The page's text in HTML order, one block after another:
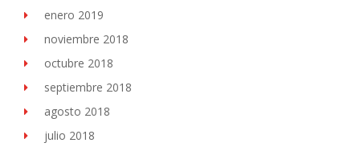
enero 2019
noviembre 2018
octubre 2018
septiembre 2018
agosto 2018
julio 2018